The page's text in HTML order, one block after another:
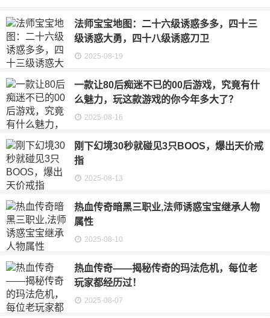
法师宝宝地图：二十六级诱惑多多，四十三
级诱惑大勇，四十八级诱惑刀卫
2025-08-19
一款让80后痴迷不已的00后游戏，究竟有什
么魅力，玩这款游戏的你今年多大了？
2025-08-16
刚下幻境30秒就碰见3只BOOS，爆出天价戒
指
2025-08-13
热血传奇暗黑三职业,法师诱惑宝宝继承人物
属性
2025-08-10
热血传奇——揭秘传奇的玛法危机，每位老
玩家都经历过！
2025-08-07